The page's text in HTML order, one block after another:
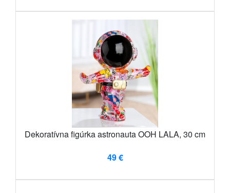
Dekoratívna figúrka astronauta OOH LALA, 30 cm
49 €